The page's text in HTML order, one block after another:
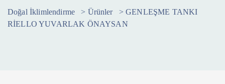
Doğal İklimlendirme > Ürünler >GENLEŞME TANKI
RİELLO YUVARLAK ÖNAYSAN